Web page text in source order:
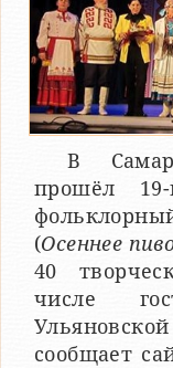
В
прошёл
(Осеннее
40
числе
сообщает